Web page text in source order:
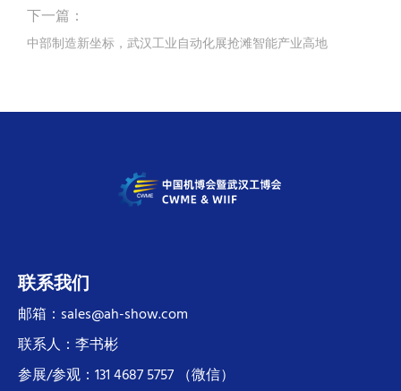
下一篇：
中部制造新坐标，武汉工业自动化展抢滩智能产业高地
联系我们
邮箱：sales@ah-show.com
联系人：李书彬
参展/参观：131 4687 5757 （微信）